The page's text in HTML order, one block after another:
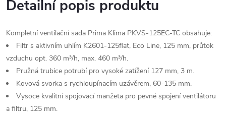
Detailní popis produktu
Kompletní ventilační sada Prima Klima PKVS-125EC-TC obsahuje:
Filtr s aktivním uhlím K2601-125flat, Eco Line, 125 mm, průtok
vzduchu opt. 360 m³/h, max. 460 m³/h.
Pružná trubice potrubí pro vysoké zatížení 127 mm, 3 m.
Kovová svorka s rychloupínacím uzávěrem, 60-135 mm.
Vysoce kvalitní spojovací manžeta pro pevné spojení ventilátoru
a filtru, 125 mm.